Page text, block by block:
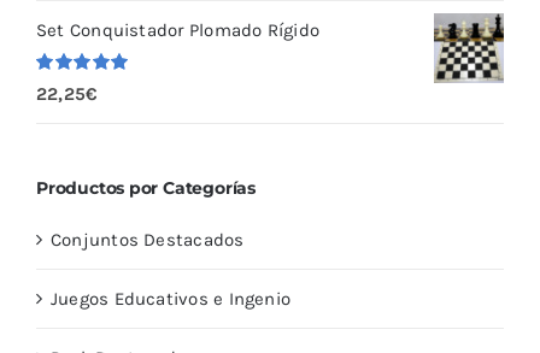
Set Conquistador Plomado Rígido
Valorado
con
5.00
22,25€
Productos por Categorías
Conjuntos Destacados
Juegos Educativos e Ingenio